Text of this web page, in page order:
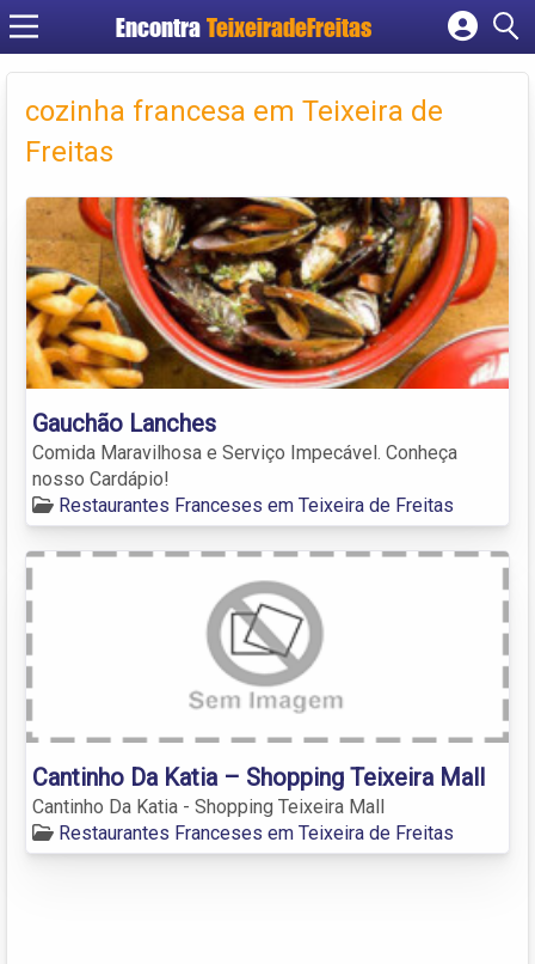
Encontra TeixeiradeFreitas
Cadastrar empresa
Criar conta
cozinha francesa em Teixeira de
Freitas
Gauchão Lanches
Comida Maravilhosa e Serviço Impecável. Conheça
nosso Cardápio!
Restaurantes Franceses em Teixeira de Freitas
Cantinho Da Katia – Shopping Teixeira Mall
Cantinho Da Katia - Shopping Teixeira Mall
Restaurantes Franceses em Teixeira de Freitas